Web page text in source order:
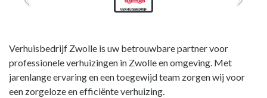
Verhuisbedrijf Zwolle is uw betrouwbare partner voor
professionele verhuizingen in Zwolle en omgeving. Met
jarenlange ervaring en een toegewijd team zorgen wij voor
een zorgeloze en efficiënte verhuizing.